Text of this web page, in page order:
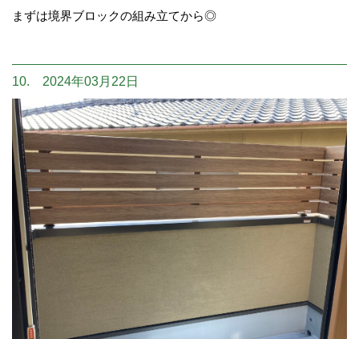
まずは境界ブロックの組み立てから◎
10. 2024年03月22日